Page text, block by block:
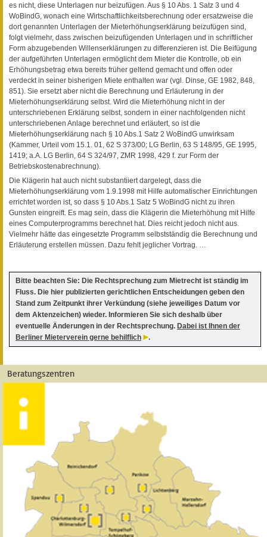
es nicht, diese Unterlagen nur beizufügen. Aus § 10 Abs. 1 Satz 3 und 4
WoBindG, wonach eine Wirtschaftlichkeitsberechnung oder ersatzweise die
dort genannten Unterlagen der Mieterhöhungserklärung beizufügen sind,
folgt vielmehr, dass zwischen beizufügenden Unterlagen und in schriftlicher
Form abzugebenden Willenserklärungen zu differenzieren ist. Die Beifügung
der aufgeführten Unterlagen ermöglicht dem Mieter die Kontrolle, ob ein
Erhöhungsbetrag etwa bereits früher geltend gemacht und offen oder
verdeckt in seiner bisherigen Miete enthalten war (vgl. Dinse, GE 1982, 848,
851). Sie ersetzt aber nicht die Berechnung und Erläuterung in der
Mieterhöhungserklärung selbst. Wird die Mieterhöhung nicht in der
unterschriebenen Erklärung selbst, sondern in einer nachfolgenden nicht
unterschriebenen Anlage berechnet und erläutert, so ist die
Mieterhöhungserklärung nach § 10 Abs.1 Satz 2 WoBindG unwirksam
(Kammer, Urteil vom 15.1. 01, 62 S 373/00; LG Berlin, 63 S 148/95, GE 1995,
1419; a.A. LG Berlin, 64 S 324/97, ZMR 1998, 429 f. zur Form der
Betriebskostenabrechnung).
Die Klägerin hat auch nicht substantiiert dargelegt, dass die
Mieterhöhungserklärung vom 1.9.1998 mit Hilfe automatischer Einrichtungen
errichtet worden ist, so dass § 10 Abs.1 Satz 5 WoBindG nicht zu ihren
Gunsten eingreift. Es mag sein, dass die Klägerin die Mieterhöhung mit Hilfe
eines Computerprogramms berechnet hat. Dies reicht jedoch nicht aus.
Vielmehr hätte das eingesetzte Programm selbstständig die Berechnung und
Erläuterung erstellen müssen. Dazu fehlt jeglicher Vortrag. …
Bitte beachten Sie: Die Rechtsprechung zum Mietrecht ist ständig im
Fluss. Die hier publizierten gerichtlichen Entscheidungen geben den
Stand zum Zeitpunkt ihrer Verkündung (siehe jeweiliges Datum vor
dem Aktenzeichen) wieder. Informieren Sie sich deshalb über
eventuelle Änderungen in der Rechtsprechung. Dabei ist Ihnen der
Berliner Mieterverein gerne behilflich
.
Beratungszentren